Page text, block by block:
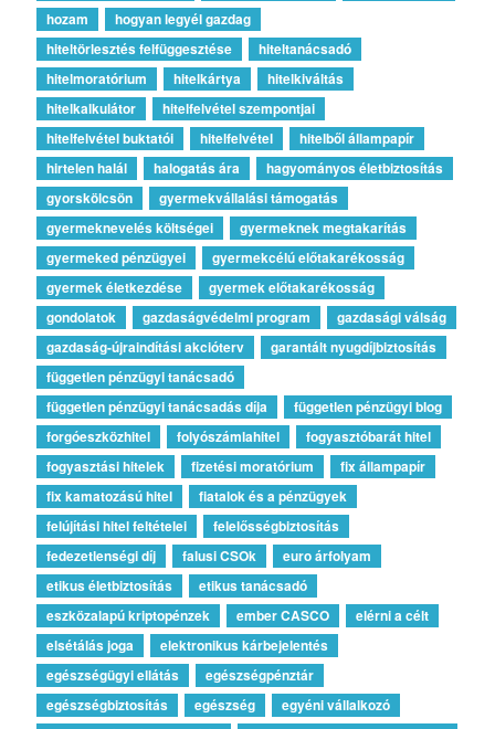
hozam
hogyan legyél gazdag
hiteltörlesztés felfüggesztése
hiteltanácsadó
hitelmoratórium
hitelkártya
hitelkiváltás
hitelkalkulátor
hitelfelvétel szempontjai
hitelfelvétel buktatói
hitelfelvétel
hitelből állampapír
hirtelen halál
halogatás ára
hagyományos életbiztosítás
gyorskölcsön
gyermekvállalási támogatás
gyermeknevelés költségei
gyermeknek megtakarítás
gyermeked pénzügyei
gyermekcélú előtakarékosság
gyermek életkezdése
gyermek előtakarékosság
gondolatok
gazdaságvédelmi program
gazdasági válság
gazdaság-újraindítási akcióterv
garantált nyugdíjbiztosítás
független pénzügyi tanácsadó
független pénzügyi tanácsadás díja
független pénzügyi blog
forgóeszközhitel
folyószámlahitel
fogyasztóbarát hitel
fogyasztási hitelek
fizetési moratórium
fix állampapír
fix kamatozású hitel
fiatalok és a pénzügyek
felújítási hitel feltételei
felelősségbiztosítás
fedezetlenségi díj
falusi CSOk
euro árfolyam
etikus életbiztosítás
etikus tanácsadó
eszközalapú kriptopénzek
ember CASCO
elérni a célt
elsétálás joga
elektronikus kárbejelentés
egészségügyi ellátás
egészségpénztár
egészségbiztosítás
egészség
egyéni vállalkozó